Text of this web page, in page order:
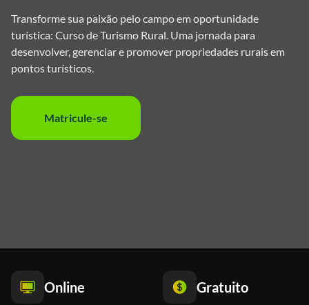
Transforme sua paixão pelo campo em oportunidade
turística: Curso de Turismo Rural. Uma jornada para
desenvolver, gerenciar e promover propriedades rurais em
pontos turísticos.
Matricule-se
Online Gratuito